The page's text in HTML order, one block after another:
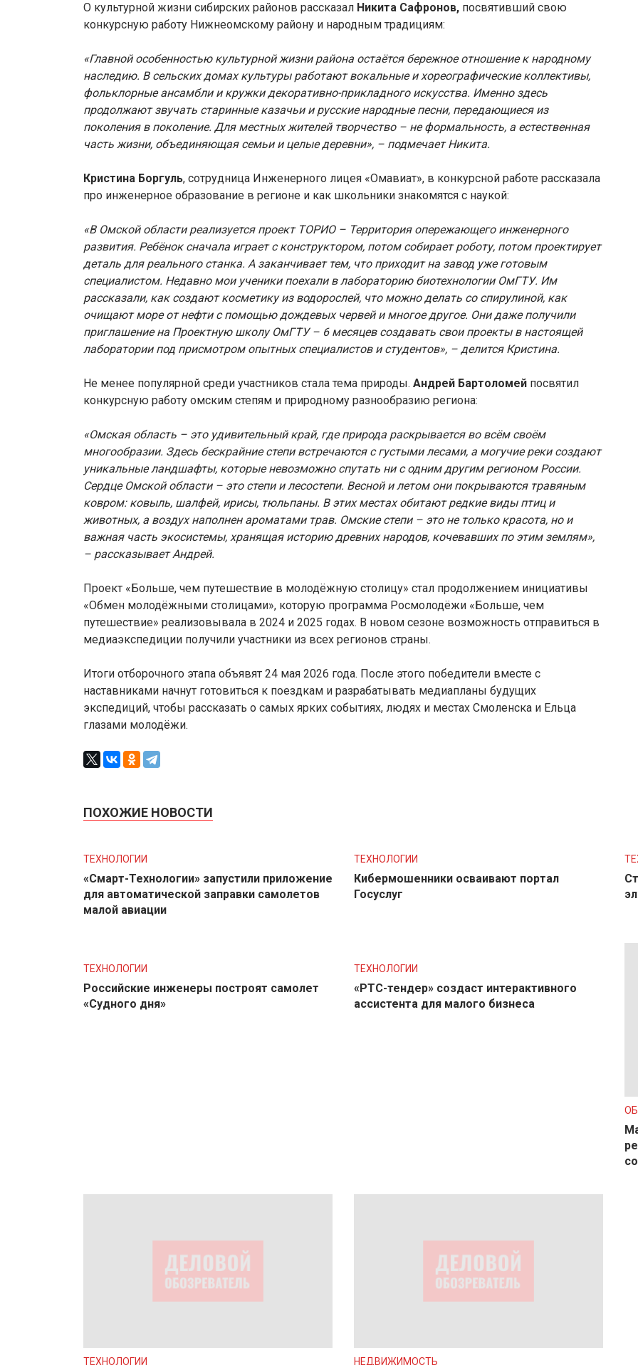
О культурной жизни сибирских районов рассказал Никита Сафронов, посвятивший свою
конкурсную работу Нижнеомскому району и народным традициям:
«Главной особенностью культурной жизни района остаётся бережное отношение к народному
наследию. В сельских домах культуры работают вокальные и хореографические коллективы,
фольклорные ансамбли и кружки декоративно-прикладного искусства. Именно здесь
продолжают звучать старинные казачьи и русские народные песни, передающиеся из
поколения в поколение. Для местных жителей творчество – не формальность, а естественная
часть жизни, объединяющая семьи и целые деревни», – подмечает Никита.
Кристина Боргуль, сотрудница Инженерного лицея «Омавиат», в конкурсной работе рассказала
про инженерное образование в регионе и как школьники знакомятся с наукой:
«В Омской области реализуется проект ТОРИО – Территория опережающего инженерного
развития. Ребёнок сначала играет с конструктором, потом собирает роботу, потом проектирует
деталь для реального станка. А заканчивает тем, что приходит на завод уже готовым
специалистом. Недавно мои ученики поехали в лабораторию биотехнологии ОмГТУ. Им
рассказали, как создают косметику из водорослей, что можно делать со спирулиной, как
очищают море от нефти с помощью дождевых червей и многое другое. Они даже получили
приглашение на Проектную школу ОмГТУ – 6 месяцев создавать свои проекты в настоящей
лаборатории под присмотром опытных специалистов и студентов», – делится Кристина.
Не менее популярной среди участников стала тема природы. Андрей Бартоломей посвятил
конкурсную работу омским степям и природному разнообразию региона:
«Омская область – это удивительный край, где природа раскрывается во всём своём
многообразии. Здесь бескрайние степи встречаются с густыми лесами, а могучие реки создают
уникальные ландшафты, которые невозможно спутать ни с одним другим регионом России.
Сердце Омской области – это степи и лесостепи. Весной и летом они покрываются травяным
ковром: ковыль, шалфей, ирисы, тюльпаны. В этих местах обитают редкие виды птиц и
животных, а воздух наполнен ароматами трав. Омские степи – это не только красота, но и
важная часть экосистемы, хранящая историю древних народов, кочевавших по этим землям»,
– рассказывает Андрей.
Проект «Больше, чем путешествие в молодёжную столицу» стал продолжением инициативы
«Обмен молодёжными столицами», которую программа Росмолодёжи «Больше, чем
путешествие» реализовывала в 2024 и 2025 годах. В новом сезоне возможность отправиться в
медиаэкспедиции получили участники из всех регионов страны.
Итоги отборочного этапа объявят 24 мая 2026 года. После этого победители вместе с
наставниками начнут готовиться к поездкам и разрабатывать медиапланы будущих
экспедиций, чтобы рассказать о самых ярких событиях, людях и местах Смоленска и Ельца
глазами молодёжи.
ПОХОЖИЕ НОВОСТИ
ТЕХНОЛОГИИ
«Смарт-Технологии» запустили приложение
для автоматической заправки самолетов
малой авиации
ТЕХНОЛОГИИ
Кибермошенники осваивают портал
Госуслуг
ТЕХНОЛОГИИ
Российские инженеры построят самолет
«Судного дня»
ТЕХНОЛОГИИ
«РТС-тендер» создаст интерактивного
ассистента для малого бизнеса
ТЕХНОЛОГИИ НЕДВИЖИМОСТЬ